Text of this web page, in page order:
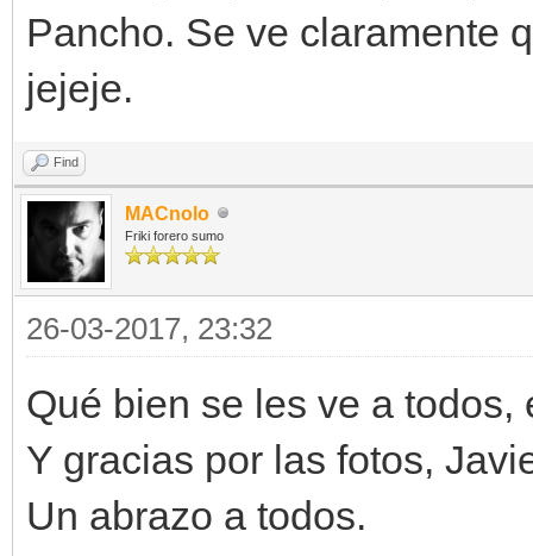
Pancho. Se ve claramente
jejeje.
Find
MACnolo
Friki forero sumo
26-03-2017, 23:32
Qué bien se les ve a todos,
Y gracias por las fotos,
Un abrazo a todos.